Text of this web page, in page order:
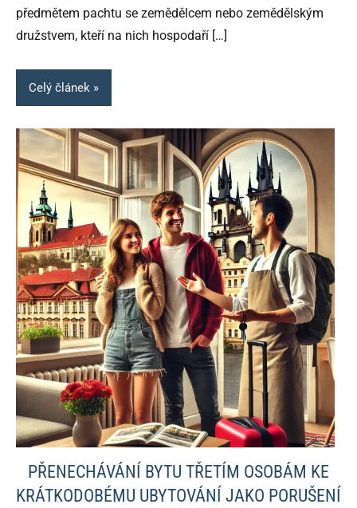
předmětem pachtu se zemědělcem nebo zemědělským
družstvem, kteří na nich hospodaří […]
Celý článek
PŘENECHÁVÁNÍ BYTU TŘETÍM OSOBÁM KE
KRÁTKODOBÉMU UBYTOVÁNÍ JAKO PORUŠENÍ